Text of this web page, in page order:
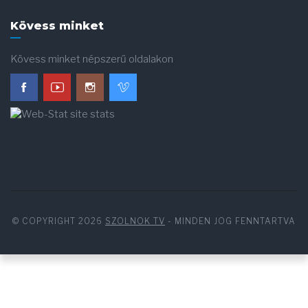
Kövess minket
Kövess minket népszerű oldalakon
© COPYRIGHT 2026 SZOLNOK TV - MINDEN JOG FENNTARTVA